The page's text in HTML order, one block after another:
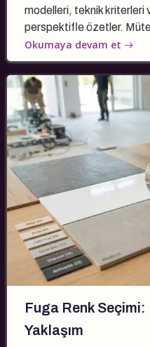
modelleri, teknik kriterleri
perspektifle özetler.
Okumaya devam et
Fuga Renk
Yaklaşım